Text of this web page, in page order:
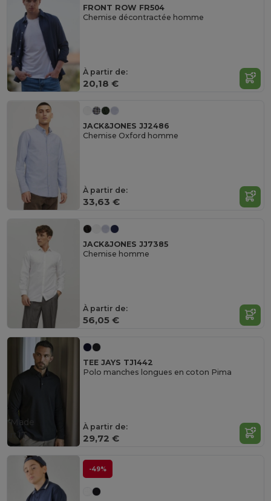
FRONT ROW FR504
Chemise décontractée homme
À partir de:
20,18 €
JACK&JONES JJ2486
Chemise Oxford homme
À partir de:
33,63 €
JACK&JONES JJ7385
Chemise homme
À partir de:
56,05 €
TEE JAYS TJ1442
Polo manches longues en coton Pima
À partir de:
29,72 €
Made
in
IT
-49%